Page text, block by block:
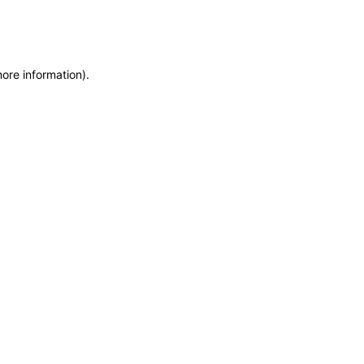
information).